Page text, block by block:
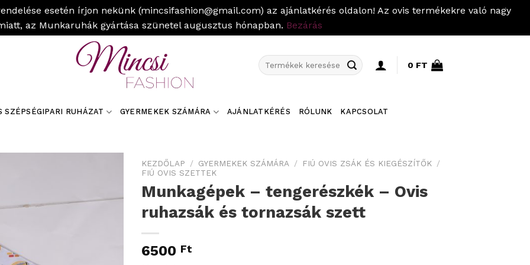
esetén írjon nekünk (mincsifashion@gmail.com) az ajánlatkérés oldalon! Az ovis termékekre való nagy
az Munkaruhák gyártása szünetel augusztus hónapban. Bezárás
Keresés
a
0 FT
SZÉPSÉGIPARI RUHÁZAT GYERMEKEK SZÁMÁRA AJÁNLATKÉRÉS RÓLUNK KAPCSOLAT
KEZDŐLAP / GYERMEKEK SZÁMÁRA / FIÚ OVIS ZSÁK ÉS KIEGÉSZÍTŐK /
FIÚ OVIS SZETTEK
Munkagépek – tengerészkék – Ovis
ruhazsák és tornazsák szett
6500 Ft